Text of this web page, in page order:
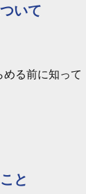
いて
る前に知って
と